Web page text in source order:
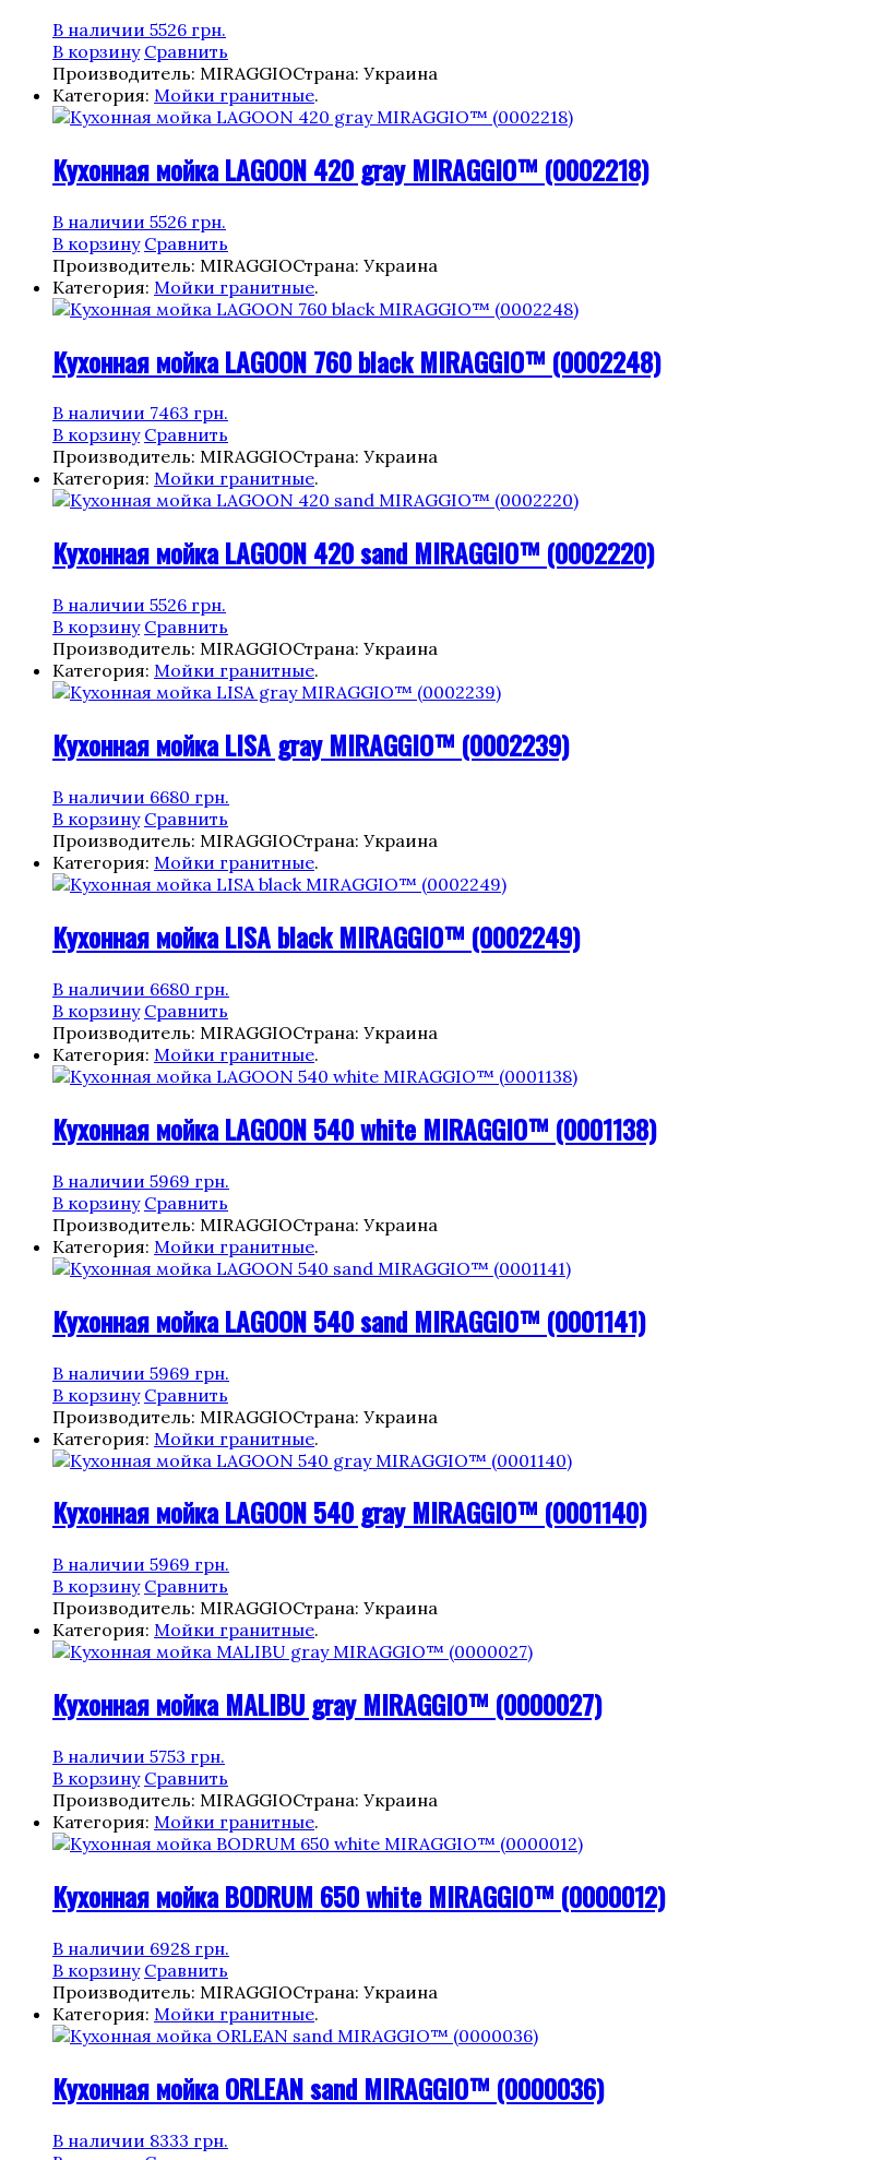
В наличии 5526 грн.
В корзину Сравнить
Производитель: MIRAGGIOСтрана: Украина
Категория: Мойки гранитные.
Кухонная мойка LAGOON 420 gray MIRAGGIO™ (0002218)
В наличии 5526 грн.
В корзину Сравнить
Производитель: MIRAGGIOСтрана: Украина
Категория: Мойки гранитные.
Кухонная мойка LAGOON 760 black MIRAGGIO™ (0002248)
В наличии 7463 грн.
В корзину Сравнить
Производитель: MIRAGGIOСтрана: Украина
Категория: Мойки гранитные.
Кухонная мойка LAGOON 420 sand MIRAGGIO™ (0002220)
В наличии 5526 грн.
В корзину Сравнить
Производитель: MIRAGGIOСтрана: Украина
Категория: Мойки гранитные.
Кухонная мойка LISA gray MIRAGGIO™ (0002239)
В наличии 6680 грн.
В корзину Сравнить
Производитель: MIRAGGIOСтрана: Украина
Категория: Мойки гранитные.
Кухонная мойка LISA black MIRAGGIO™ (0002249)
В наличии 6680 грн.
В корзину Сравнить
Производитель: MIRAGGIOСтрана: Украина
Категория: Мойки гранитные.
Кухонная мойка LAGOON 540 white MIRAGGIO™ (0001138)
В наличии 5969 грн.
В корзину Сравнить
Производитель: MIRAGGIOСтрана: Украина
Категория: Мойки гранитные.
Кухонная мойка LAGOON 540 sand MIRAGGIO™ (0001141)
В наличии 5969 грн.
В корзину Сравнить
Производитель: MIRAGGIOСтрана: Украина
Категория: Мойки гранитные.
Кухонная мойка LAGOON 540 gray MIRAGGIO™ (0001140)
В наличии 5969 грн.
В корзину Сравнить
Производитель: MIRAGGIOСтрана: Украина
Категория: Мойки гранитные.
Кухонная мойка MALIBU gray MIRAGGIO™ (0000027)
В наличии 5753 грн.
В корзину Сравнить
Производитель: MIRAGGIOСтрана: Украина
Категория: Мойки гранитные.
Кухонная мойка BODRUM 650 white MIRAGGIO™ (0000012)
В наличии 6928 грн.
В корзину Сравнить
Производитель: MIRAGGIOСтрана: Украина
Категория: Мойки гранитные.
Кухонная мойка ORLEAN sand MIRAGGIO™ (0000036)
В наличии 8333 грн.